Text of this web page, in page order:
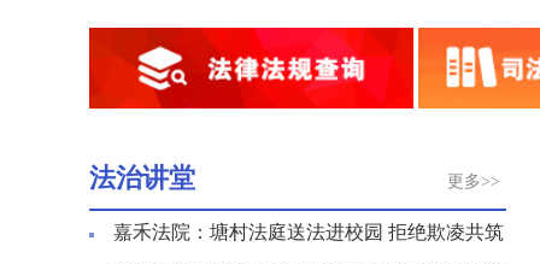
法治讲堂 更多>>
嘉禾法院：塘村法庭送法进校园 拒绝欺凌共筑